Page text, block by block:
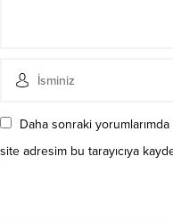
Daha sonraki
site adresim bu tarayıcıya